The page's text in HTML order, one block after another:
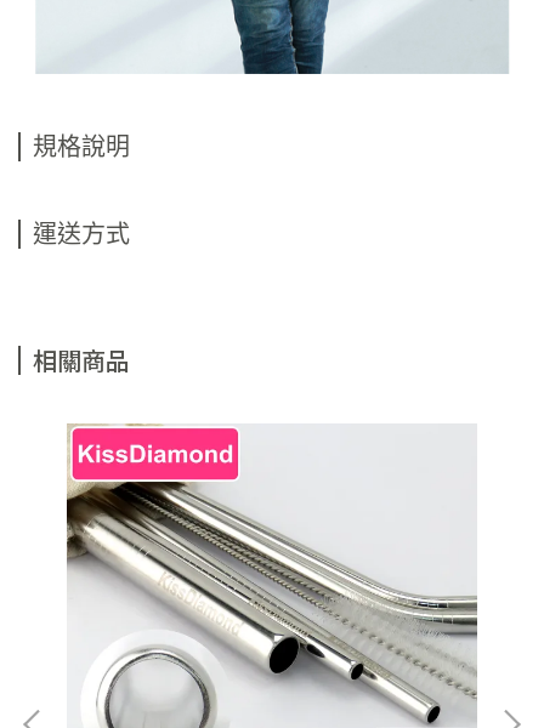
規格說明
運送方式
相關商品